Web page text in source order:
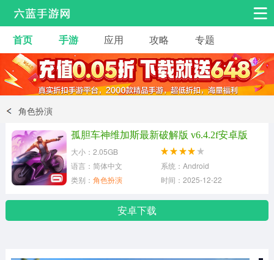
安卓手游 手游工具
热门手游 角色扮演 益智休闲
动作射击
冒险解谜
体育竞技
首页 手游 应用 攻略 专题
角色扮演
孤胆车神维加斯最新破解版 v6.4.2f安卓版
大小：2.05GB
语言：简体中文
系统：Android
类别： 角色扮演 时间：2025-12-22
安卓下载